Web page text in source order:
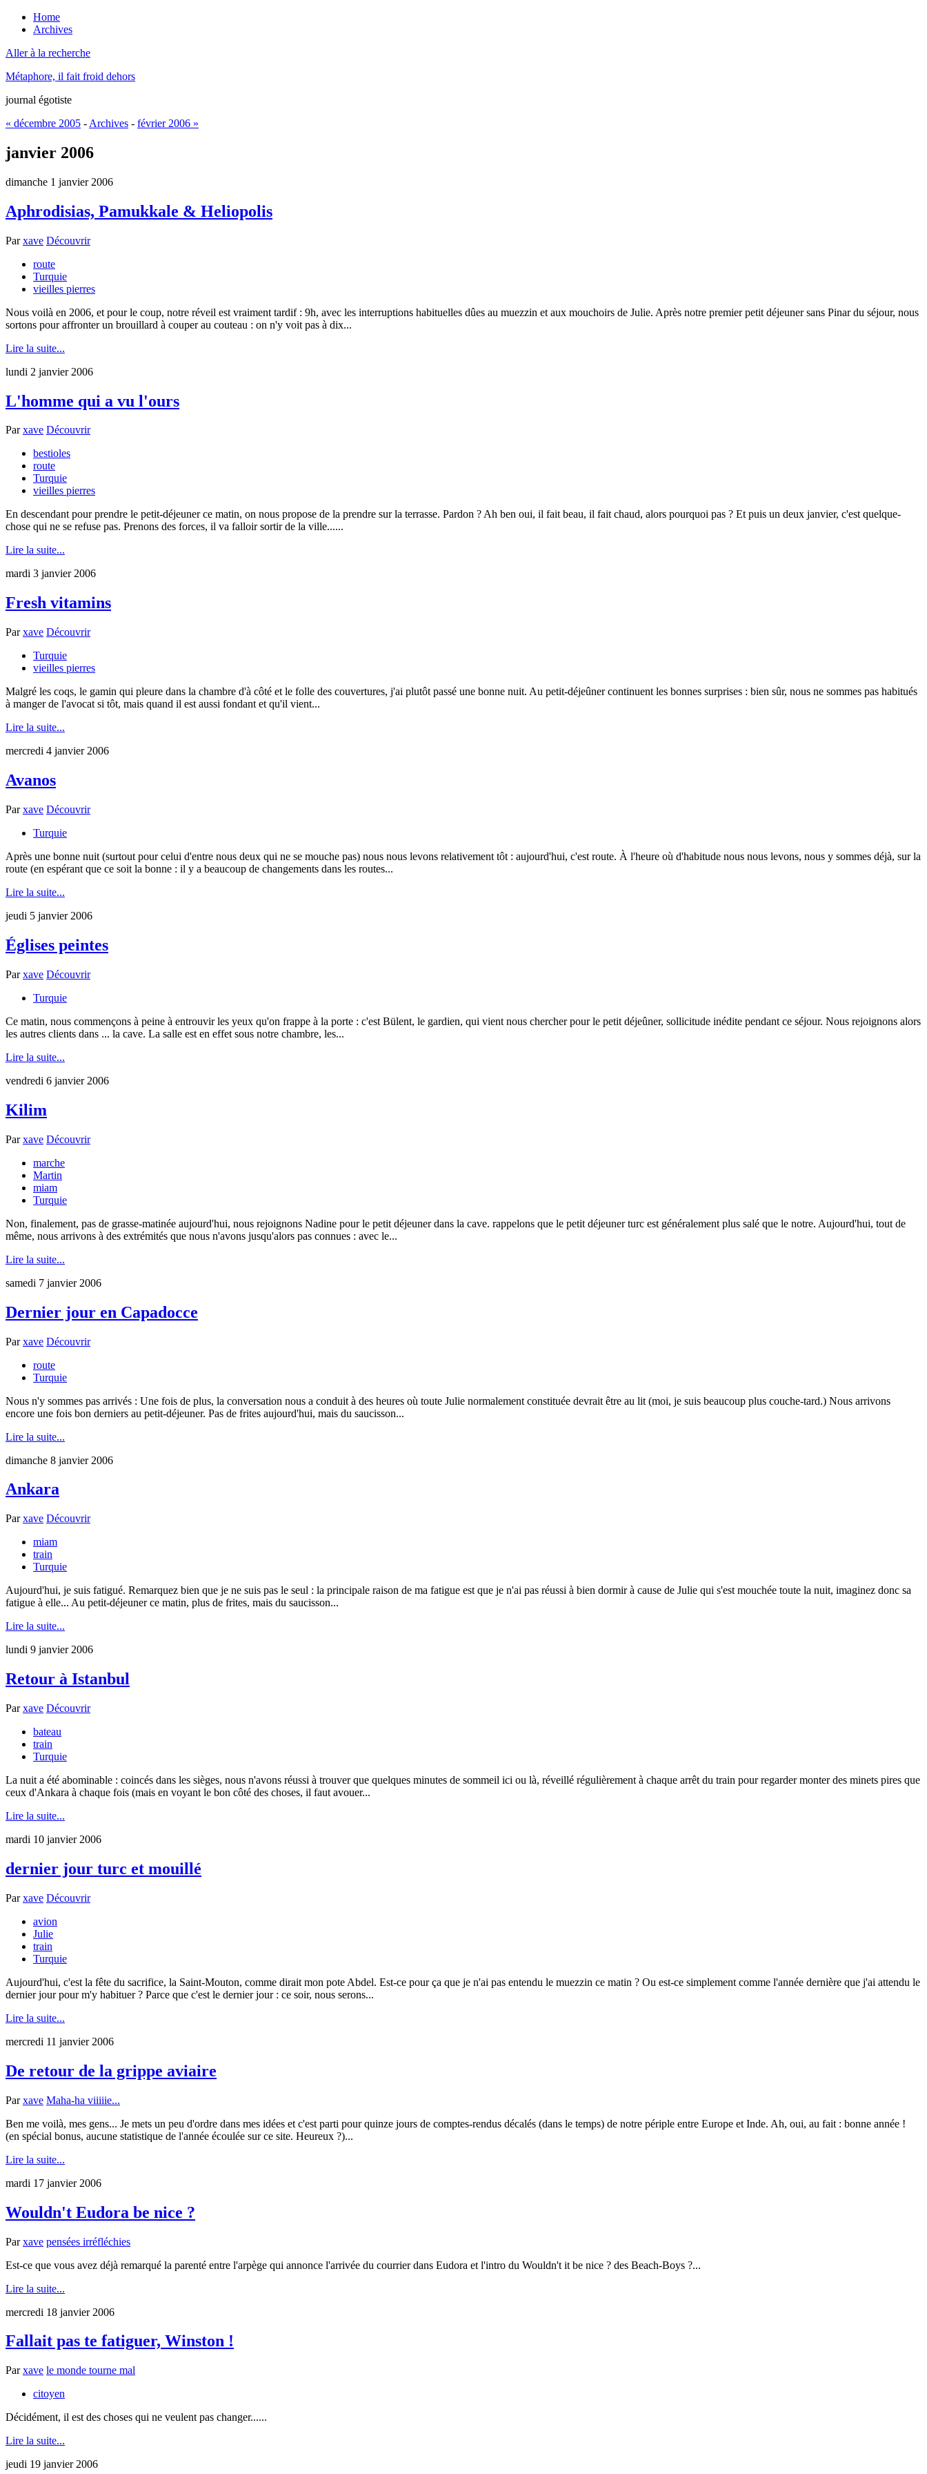
Home
Archives
Aller à la recherche
Métaphore, il fait froid dehors
journal égotiste
« décembre 2005 - Archives - février 2006 »
janvier 2006
dimanche 1 janvier 2006
Aphrodisias, Pamukkale & Heliopolis
Parxave Découvrir
route
Turquie
vieilles pierres
Nous voilà en 2006, et pour le coup, notre réveil est vraiment tardif : 9h, avec les interruptions habituelles dûes au muezzin et aux mouchoirs de Julie. Après notre premier petit déjeuner sans Pinar du séjour, nous
sortons pour affronter un brouillard à couper au couteau : on n'y voit pas à dix...
Lire la suite...
lundi 2 janvier 2006
L'homme qui a vu l'ours
Parxave Découvrir
bestioles
route
Turquie
vieilles pierres
En descendant pour prendre le petit-déjeuner ce matin, on nous propose de la prendre sur la terrasse. Pardon ? Ah ben oui, il fait beau, il fait chaud, alors pourquoi pas ? Et puis un deux janvier, c'est quelque-
chose qui ne se refuse pas. Prenons des forces, il va falloir sortir de la ville......
Lire la suite...
mardi 3 janvier 2006
Fresh vitamins
Parxave Découvrir
Turquie
vieilles pierres
Malgré les coqs, le gamin qui pleure dans la chambre d'à côté et le folle des couvertures, j'ai plutôt passé une bonne nuit. Au petit-déjeûner continuent les bonnes surprises : bien sûr, nous ne sommes pas habitués
à manger de l'avocat si tôt, mais quand il est aussi fondant et qu'il vient...
Lire la suite...
mercredi 4 janvier 2006
Avanos
Parxave Découvrir
Turquie
Après une bonne nuit (surtout pour celui d'entre nous deux qui ne se mouche pas) nous nous levons relativement tôt : aujourd'hui, c'est route. À l'heure où d'habitude nous nous levons, nous y sommes déjà, sur la
route (en espérant que ce soit la bonne : il y a beaucoup de changements dans les routes...
Lire la suite...
jeudi 5 janvier 2006
Églises peintes
Parxave Découvrir
Turquie
Ce matin, nous commençons à peine à entrouvir les yeux qu'on frappe à la porte : c'est Bülent, le gardien, qui vient nous chercher pour le petit déjeûner, sollicitude inédite pendant ce séjour. Nous rejoignons alors
les autres clients dans ... la cave. La salle est en effet sous notre chambre, les...
Lire la suite...
vendredi 6 janvier 2006
Kilim
Parxave Découvrir
marche
Martin
miam
Turquie
Non, finalement, pas de grasse-matinée aujourd'hui, nous rejoignons Nadine pour le petit déjeuner dans la cave. rappelons que le petit déjeuner turc est généralement plus salé que le notre. Aujourd'hui, tout de
même, nous arrivons à des extrémités que nous n'avons jusqu'alors pas connues : avec le...
Lire la suite...
samedi 7 janvier 2006
Dernier jour en Capadocce
Parxave Découvrir
route
Turquie
Nous n'y sommes pas arrivés : Une fois de plus, la conversation nous a conduit à des heures où toute Julie normalement constituée devrait être au lit (moi, je suis beaucoup plus couche-tard.) Nous arrivons
encore une fois bon derniers au petit-déjeuner. Pas de frites aujourd'hui, mais du saucisson...
Lire la suite...
dimanche 8 janvier 2006
Ankara
Parxave Découvrir
miam
train
Turquie
Aujourd'hui, je suis fatigué. Remarquez bien que je ne suis pas le seul : la principale raison de ma fatigue est que je n'ai pas réussi à bien dormir à cause de Julie qui s'est mouchée toute la nuit, imaginez donc sa
fatigue à elle... Au petit-déjeuner ce matin, plus de frites, mais du saucisson...
Lire la suite...
lundi 9 janvier 2006
Retour à Istanbul
Parxave Découvrir
bateau
train
Turquie
La nuit a été abominable : coincés dans les sièges, nous n'avons réussi à trouver que quelques minutes de sommeil ici ou là, réveillé régulièrement à chaque arrêt du train pour regarder monter des minets pires que
ceux d'Ankara à chaque fois (mais en voyant le bon côté des choses, il faut avouer...
Lire la suite...
mardi 10 janvier 2006
dernier jour turc et mouillé
Parxave Découvrir
avion
Julie
train
Turquie
Aujourd'hui, c'est la fête du sacrifice, la Saint-Mouton, comme dirait mon pote Abdel. Est-ce pour ça que je n'ai pas entendu le muezzin ce matin ? Ou est-ce simplement comme l'année dernière que j'ai attendu le
dernier jour pour m'y habituer ? Parce que c'est le dernier jour : ce soir, nous serons...
Lire la suite...
mercredi 11 janvier 2006
De retour de la grippe aviaire
Parxave Maha-ha viiiiie...
Ben me voilà, mes gens... Je mets un peu d'ordre dans mes idées et c'est parti pour quinze jours de comptes-rendus décalés (dans le temps) de notre périple entre Europe et Inde. Ah, oui, au fait : bonne année !
(en spécial bonus, aucune statistique de l'année écoulée sur ce site. Heureux ?)...
Lire la suite...
mardi 17 janvier 2006
Wouldn't Eudora be nice ?
Parxave pensées irréfléchies
Est-ce que vous avez déjà remarqué la parenté entre l'arpège qui annonce l'arrivée du courrier dans Eudora et l'intro du Wouldn't it be nice ? des Beach-Boys ?...
Lire la suite...
mercredi 18 janvier 2006
Fallait pas te fatiguer, Winston !
Parxave le monde tourne mal
citoyen
Décidément, il est des choses qui ne veulent pas changer......
Lire la suite...
jeudi 19 janvier 2006